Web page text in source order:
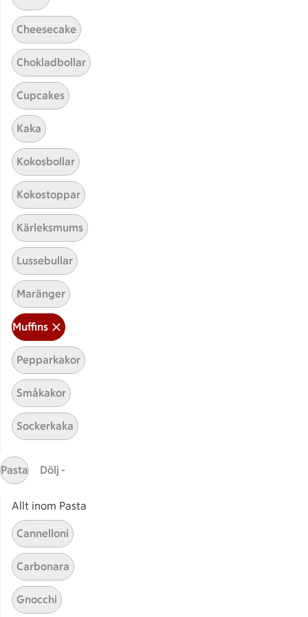
Hittade inget recept
Testa att söka på något nytt, eller ta bort något av
Muffins
Här hittar du alla goda recept du har sparat och
Sidfot
Start
Cheesecake
Chokladbollar
Cupcakes
Kaka
Kokosbollar
Kokostoppar
Kärleksmums
Lussebullar
Maränger
Muffins
Pepparkakor
Småkakor
Sockerkaka
Pasta Dölj -
Allt inom Pasta
Cannelloni
Carbonara
Gnocchi